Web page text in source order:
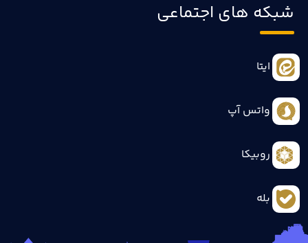
شبکه های اجتماعی
ایتا
واتس آپ
روبیکا
بله